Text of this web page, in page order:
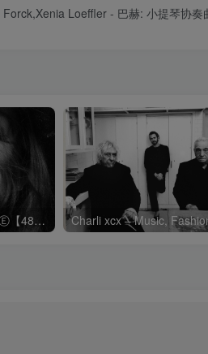
Loeffler - 巴赫: 小提琴协奏
Ariana Grande – petalⒺ【48kHz／24bit】英国区